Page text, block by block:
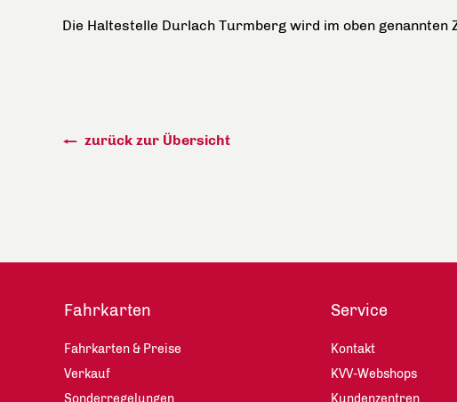
Die Haltestelle Durlach Turmberg wird im oben
zurück zur Übersicht
Fahrkarten
Fahrkarten & Preise
Verkauf
Service
Kontakt
KVV-Webshops